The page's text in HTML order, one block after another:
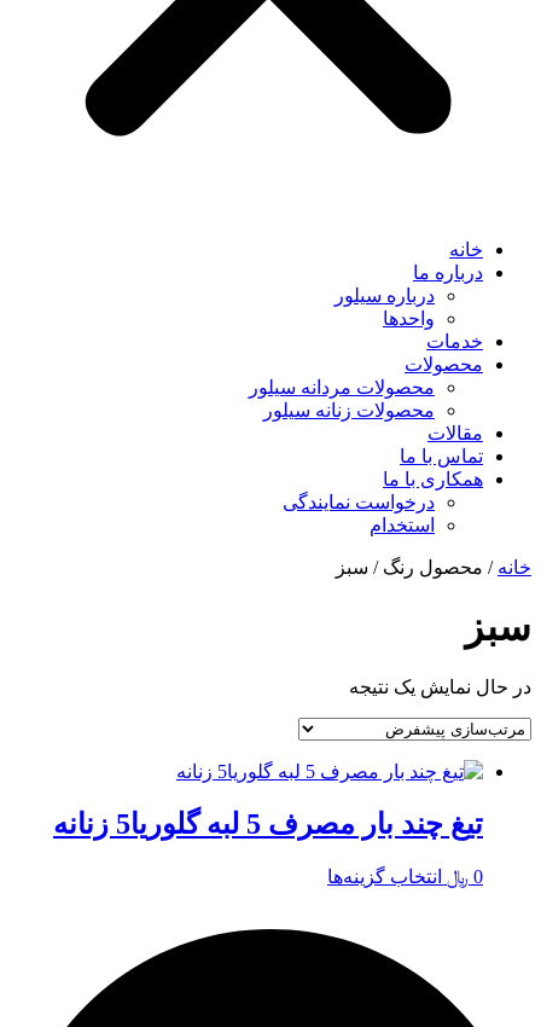
خانه
درباره ما
درباره سیلور
واحدها
خدمات
محصولات
محصولات مردانه سیلور
محصولات زنانه سیلور
مقالات
تماس با ما
همکاری با ما
درخواست نمایندگی
استخدام
خانه / محصول رنگ / سبز
سبز
در حال نمایش یک نتیجه
تیغ چند بار مصرف 5 لبه گلوریا5 زنانه
0 ﷼ انتخاب گزینه‌ها